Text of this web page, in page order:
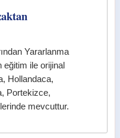
Yararlanma
eğitim ile orijinal
Hollandaca,
Portekizce,
mevcuttur.